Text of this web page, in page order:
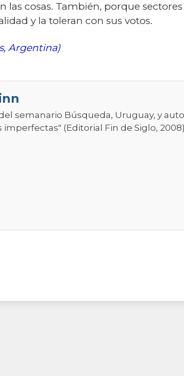
las cosas. También, porque
y la toleran con sus votos.
Argentina)
semanario Búsqueda, Uruguay, y
imperfectas" (Editorial Fin de Siglo,